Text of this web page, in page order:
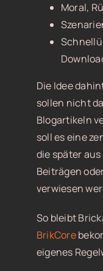
Moral,
Die Idee
sollen nicht
Blogartikeln
soll es eine
die später
Beiträgen
verwiesen
So bleibt
BrikCore
eigenes